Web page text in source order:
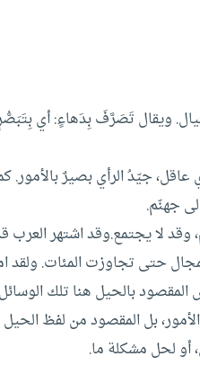
ويقال تَصَرَّفَ بِدَهاءٍ: أي
جيّدُ الرأي بصيرٌ بالأمور.
جهنّم.
وقد لا يجتمع.وقد اشتهر العرب
حتى تجاوزت المئات. ولقد
المقصود بالحيل هنا تلك
بل المقصود من لفظ الحيل
أو لحل مشكلة ما.